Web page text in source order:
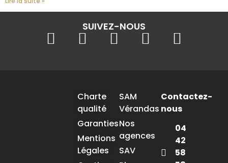
SUIVEZ-NOUS
Charte
qualité
Garanties
Mentions
Légales
SAM
Vérandas
Nos
agences
SAV
Contactez-
nous
04
42
58